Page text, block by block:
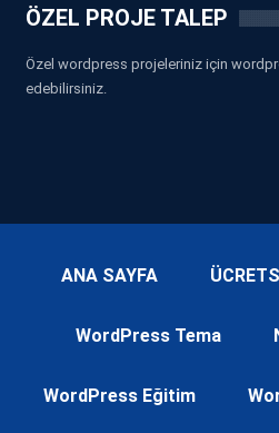
ÖZEL PROJE TALEP
Özel wordpress projeleriniz için
edebilirsiniz.
ANA SAYFA
WordPress Tema
WordPress Eğitim